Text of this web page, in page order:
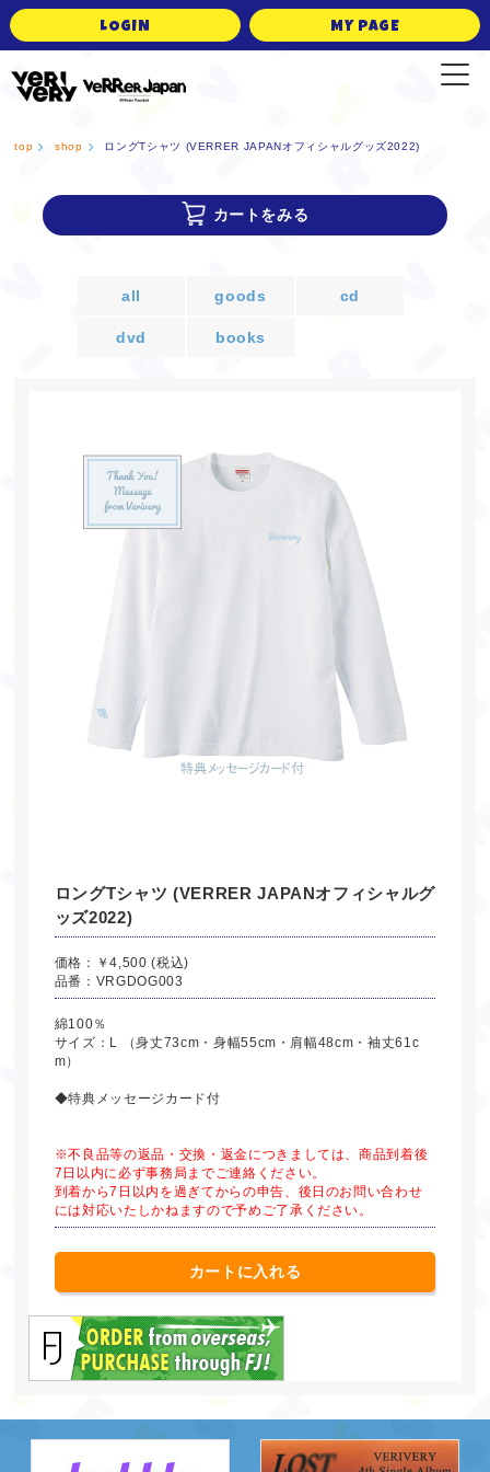
LOGIN MY PAGE
top shop ロングTシャツ (VERRER JAPANオフィシャルグッズ2022)
カートをみる
all goods cd
dvd books
ロングTシャツ (VERRER JAPANオフィシャルグ
ッズ2022)
価格：￥4,500 (税込)
品番：VRGDOG003
綿100％
サイズ：L （身丈73cm・身幅55cm・肩幅48cm・袖丈61c
m）
◆特典メッセージカード付
※不良品等の返品・交換・返金につきましては、商品到着後
7日以内に必ず事務局までご連絡ください。
到着から7日以内を過ぎてからの申告、後日のお問い合わせ
には対応いたしかねますので予めご了承ください。
カートに入れる